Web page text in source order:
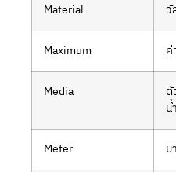
Material วั
Maximum
Media
ตั
น้
Meter ม